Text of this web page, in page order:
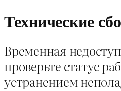
Технические
Временная
проверьте статус
устранением